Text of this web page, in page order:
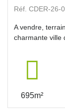
Réf. CDER-26-
A vendre,
charmante ville
695m²